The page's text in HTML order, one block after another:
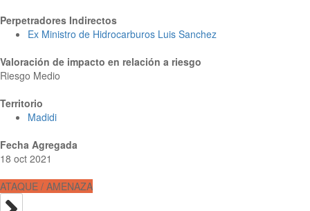
Perpetradores Indirectos
Ex Ministro de Hidrocarburos Luis Sanchez
Valoración de impacto en relación a riesgo
Riesgo Medio
Territorio
Madidi
Fecha Agregada
18 oct 2021
ATAQUE / AMENAZA